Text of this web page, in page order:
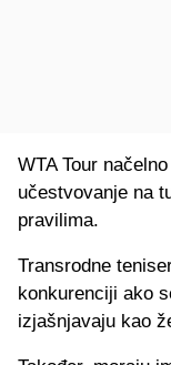
WTA Tour
učestvovanje na
pravilima.
Transrodne
konkurenciji ako
izjašnjavaju kao